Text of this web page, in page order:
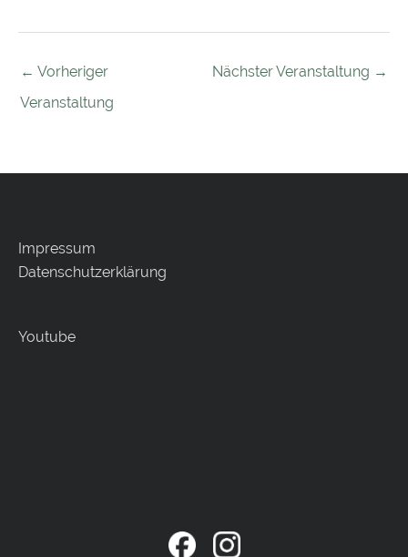
← Vorheriger
Veranstaltung
Nächster Veranstaltung →
Impressum
Datenschutzerklärung
Youtube